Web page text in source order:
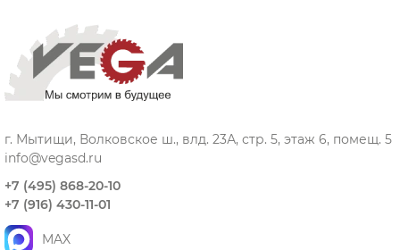
г. Мытищи, Волковское ш., влд. 23А, стр. 5, этаж 6, помещ. 5
info@vegasd.ru
+7 (495) 868-20-10
+7 (916) 430-11-01
MAX